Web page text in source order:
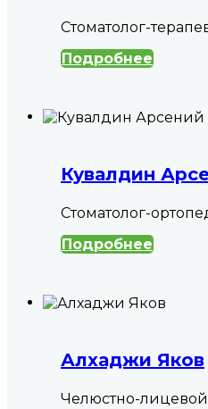
Cтоматолог-
Подробнее
Кувалдин
Стоматолог-
Подробнее
Алхаджи Яков
Челюстно-